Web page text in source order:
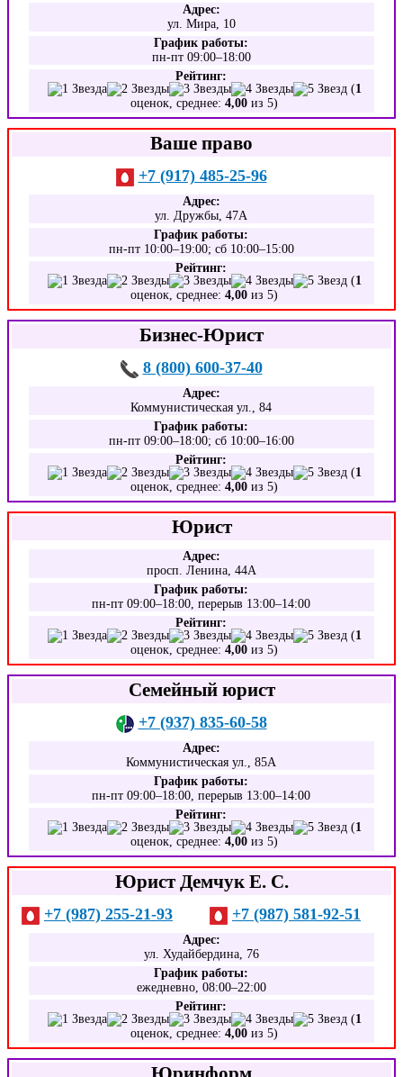
Адрес:
ул. Мира, 10
График работы:
пн-пт 09:00–18:00
Рейтинг:
(1
оценок, среднее:4,00 из 5)
Ваше право
+7 (917) 485-25-96
Адрес:
ул. Дружбы, 47А
График работы:
пн-пт 10:00–19:00; сб 10:00–15:00
Рейтинг:
(1
оценок, среднее:4,00 из 5)
Бизнес-Юрист
8 (800) 600-37-40
Адрес:
Коммунистическая ул., 84
График работы:
пн-пт 09:00–18:00; сб 10:00–16:00
Рейтинг:
(1
оценок, среднее:4,00 из 5)
Юрист
Адрес:
просп. Ленина, 44А
График работы:
пн-пт 09:00–18:00, перерыв 13:00–14:00
Рейтинг:
(1
оценок, среднее:4,00 из 5)
Семейный юрист
+7 (937) 835-60-58
Адрес:
Коммунистическая ул., 85А
График работы:
пн-пт 09:00–18:00, перерыв 13:00–14:00
Рейтинг:
(1
оценок, среднее:4,00 из 5)
Юрист Демчук Е. С.
+7 (987) 255-21-93 +7 (987) 581-92-51
Адрес:
ул. Худайбердина, 76
График работы:
ежедневно, 08:00–22:00
Рейтинг:
(1
оценок, среднее:4,00 из 5)